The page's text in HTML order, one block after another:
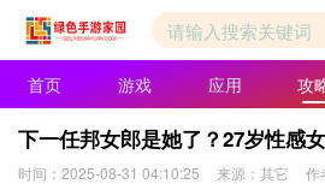
首页 游戏 应用 攻
下一任邦女郎是她了？27岁性感
时间：2025-08-31 04:10:25 来源：其它 作